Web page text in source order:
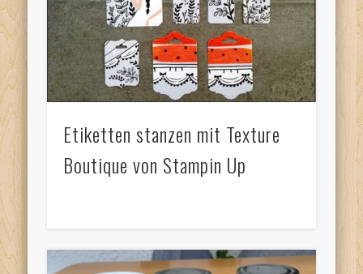
Etiketten stanzen mit Texture
Boutique von Stampin Up